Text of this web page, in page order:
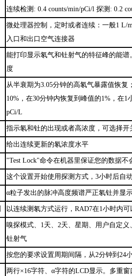
连续检测: 0.4 counts/min/pCi/l 探测: 0.2
微处理器控制，定时或者连续：一般1 L/
入口和出口空气连接器
能打印显示氡气和钍射气的特征峰的能
度
从半衰期为3.05分钟的高氡气暴露值恢复
10%，在30分钟内恢复到峰值的1%，在1
pCi/L
指示氡和钍的出现或者高浓度，可选择开
给出连续更新的氡浓度水平
"Test Lock"命令在机器里保证您的数据不
这个设置开始使用探测方式，3小时后自
α粒子发出的脉冲高度频谱严正氡钍并显
以连续测氡方式运行，RAD7在1小时内
嗅探模式、1天、2天、星期、用户自定义
钍射气
按您的要求设置周期间隔，从2分钟到24
两行×16字符、α字符的LCD显示。多重